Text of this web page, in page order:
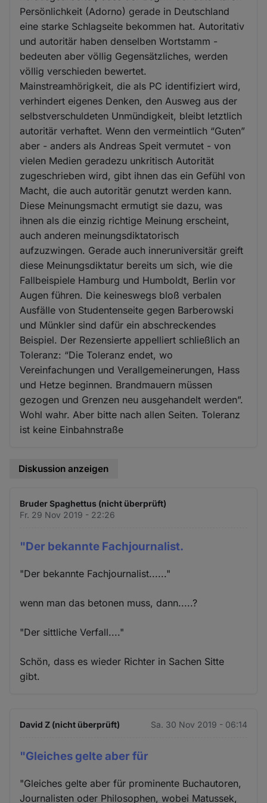
Persönlichkeit (Adorno) gerade in Deutschland
eine starke Schlagseite bekommen hat. Autoritativ
und autoritär haben denselben Wortstamm -
bedeuten aber völlig Gegensätzliches, werden
völlig verschieden bewertet.
Mainstreamhörigkeit, die als PC identifiziert wird,
verhindert eigenes Denken, den Ausweg aus der
selbstverschuldeten Unmündigkeit, bleibt letztlich
autoritär verhaftet. Wenn den vermeintlich “Guten”
aber - anders als Andreas Speit vermutet - von
vielen Medien geradezu unkritisch Autorität
zugeschrieben wird, gibt ihnen das ein Gefühl von
Macht, die auch autoritär genutzt werden kann.
Diese Meinungsmacht ermutigt sie dazu, was
ihnen als die einzig richtige Meinung erscheint,
auch anderen meinungsdiktatorisch
aufzuzwingen. Gerade auch inneruniversitär greift
diese Meinungsdiktatur bereits um sich, wie die
Fallbeispiele Hamburg und Humboldt, Berlin vor
Augen führen. Die keineswegs bloß verbalen
Ausfälle von Studentenseite gegen Barberowski
und Münkler sind dafür ein abschreckendes
Beispiel. Der Rezensierte appelliert schließlich an
Toleranz: “Die Toleranz endet, wo
Vereinfachungen und Verallgemeinerungen, Hass
und Hetze beginnen. Brandmauern müssen
gezogen und Grenzen neu ausgehandelt werden”.
Wohl wahr. Aber bitte nach allen Seiten. Toleranz
ist keine Einbahnstraße
Diskussion anzeigen
Bruder Spaghettus (nicht überprüft)
Fr. 29 Nov 2019 - 22:26
"Der bekannte Fachjournalist.
"Der bekannte Fachjournalist......"
wenn man das betonen muss, dann.....?
"Der sittliche Verfall...."
Schön, dass es wieder Richter in Sachen Sitte
gibt.
David Z (nicht überprüft) Sa. 30 Nov 2019 - 06:14
"Gleiches gelte aber für
"Gleiches gelte aber für prominente Buchautoren,
Journalisten oder Philosophen, wobei Matussek,
und
Cookies